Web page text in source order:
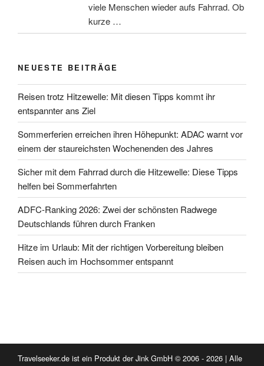
viele Menschen wieder aufs Fahrrad. Ob
kurze …
NEUESTE BEITRÄGE
Reisen trotz Hitzewelle: Mit diesen Tipps kommt ihr
entspannter ans Ziel
Sommerferien erreichen ihren Höhepunkt: ADAC warnt vor
einem der staureichsten Wochenenden des Jahres
Sicher mit dem Fahrrad durch die Hitzewelle: Diese Tipps
helfen bei Sommerfahrten
ADFC-Ranking 2026: Zwei der schönsten Radwege
Deutschlands führen durch Franken
Hitze im Urlaub: Mit der richtigen Vorbereitung bleiben
Reisen auch im Hochsommer entspannt
Travelseeker.de ist ein Produkt der Jink GmbH © 2006 - 2026 | Alle